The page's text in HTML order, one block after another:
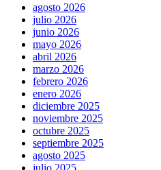
agosto 2026
julio 2026
junio 2026
mayo 2026
abril 2026
marzo 2026
febrero 2026
enero 2026
diciembre 2025
noviembre 2025
octubre 2025
septiembre 2025
agosto 2025
julio 2025